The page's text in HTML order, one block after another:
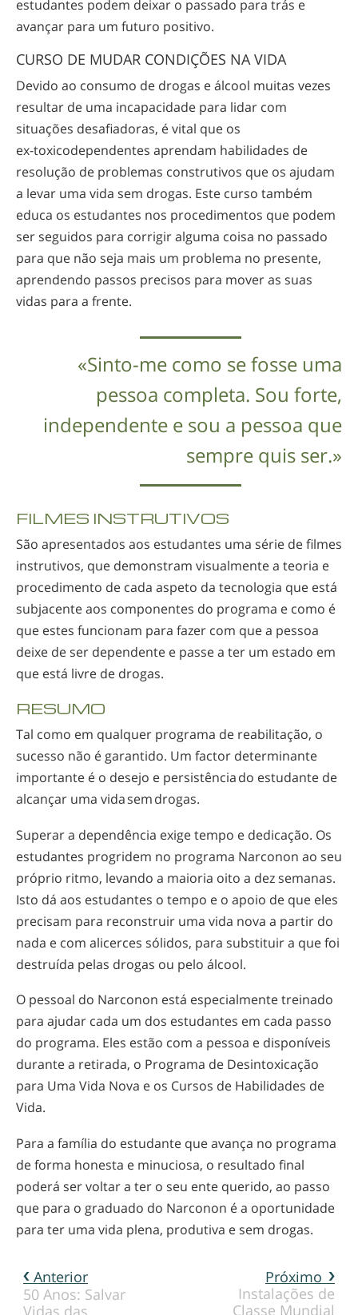
estudantes podem deixar o passado para trás e
avançar para um futuro positivo.
CURSO DE MUDAR CONDIÇÕES NA VIDA
Devido ao consumo de drogas e álcool muitas vezes
resultar de uma incapacidade para lidar com
situações desafiadoras, é vital que os
ex-toxicodependentes aprendam habilidades de
resolução de problemas construtivos que os ajudam
a levar uma vida sem drogas. Este curso também
educa os estudantes nos procedimentos que podem
ser seguidos para corrigir alguma coisa no passado
para que não seja mais um problema no presente,
aprendendo passos precisos para mover as suas
vidas para a frente.
«Sinto-me como se fosse uma
pessoa completa. Sou forte,
independente e sou a pessoa que
sempre quis ser.»
FILMES INSTRUTIVOS
São apresentados aos estudantes uma série de filmes
instrutivos, que demonstram visualmente a teoria e
procedimento de cada aspeto da tecnologia que está
subjacente aos componentes do programa e como é
que estes funcionam para fazer com que a pessoa
deixe de ser dependente e passe a ter um estado em
que está livre de drogas.
RESUMO
Tal como em qualquer programa de reabilitação, o
sucesso não é garantido. Um factor determinante
importante é o desejo e persistência do estudante de
alcançar uma vida sem drogas.
Superar a dependência exige tempo e dedicação. Os
estudantes progridem no programa Narconon ao seu
próprio ritmo, levando a maioria oito a dez semanas.
Isto dá aos estudantes o tempo e o apoio de que eles
precisam para reconstruir uma vida nova a partir do
nada e com alicerces sólidos, para substituir a que foi
destruída pelas drogas ou pelo álcool.
O pessoal do Narconon está especialmente treinado
para ajudar cada um dos estudantes em cada passo
do programa. Eles estão com a pessoa e disponíveis
durante a retirada, o Programa de Desintoxicação
para Uma Vida Nova e os Cursos de Habilidades de
Vida.
Para a família do estudante que avança no programa
de forma honesta e minuciosa, o resultado final
poderá ser voltar a ter o seu ente querido, ao passo
que para o graduado do Narconon é a oportunidade
para ter uma vida plena, produtiva e sem drogas.
Próximo
Instalações de
Classe Mundial
Anterior
50 Anos: Salvar